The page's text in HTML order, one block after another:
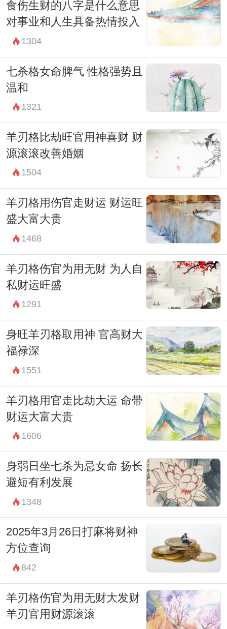
食伤生财的八字是什么意思
对事业和人生具备热情投入
1304
七杀格女命脾气 性格强势且
温和
1321
羊刃格比劫旺官用神喜财 财
源滚滚改善婚姻
1504
羊刃格用伤官走财运 财运旺
盛大富大贵
1468
羊刃格伤官为用无财 为人自
私财运旺盛
1291
身旺羊刃格取用神 官高财大
福禄深
1551
羊刃格用官走比劫大运 命带
财运大富大贵
1606
身弱日坐七杀为忌女命 扬长
避短有利发展
1348
2025年3月26日打麻将财神
方位查询
842
羊刃格伤官为用无财大发财
羊刃官用财源滚滚